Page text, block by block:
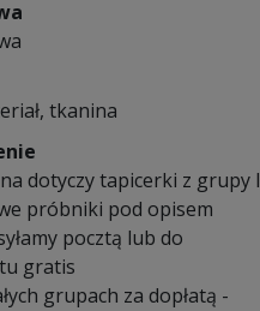
tkanina
dotyczy tapicerki z grupy I
próbniki pod opisem
pocztą lub do
gratis
grupach za dopłatą -